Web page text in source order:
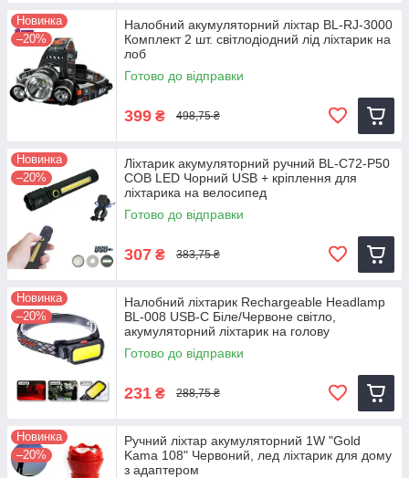
Новинка
–20%
Налобний акумуляторний ліхтар BL-RJ-3000
Комплект 2 шт. світлодіодний лід ліхтарик на
лоб
Готово до відправки
399 ₴ 498,75 ₴
Новинка
–20%
Ліхтарик акумуляторний ручний BL-C72-P50
COB LED Чорний USB + кріплення для
ліхтарика на велосипед
Готово до відправки
307 ₴ 383,75 ₴
Новинка
–20%
Налобний ліхтарик Rechargeable Headlamp
BL-008 USB-C Біле/Червоне світло,
акумуляторний ліхтарик на голову
Готово до відправки
231 ₴ 288,75 ₴
Новинка
–20%
Ручний ліхтар акумуляторний 1W "Gold
Kama 108" Червоний, лед ліхтарик для дому
з адаптером